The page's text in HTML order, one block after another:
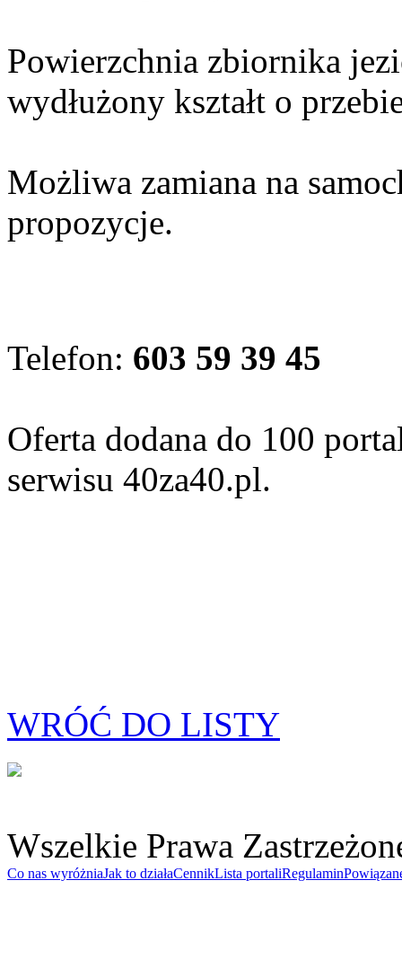
Powierzchnia zbiornika
wydłużony kształt o
Możliwa zamiana na
propozycje.
Telefon: 603 59 39 45
Oferta dodana do 100
serwisu 40za40.pl.
WRÓĆ DO LISTY
Wszelkie Prawa
Co nas wyróżniaJak to działaCennikLista portaliRegulamin